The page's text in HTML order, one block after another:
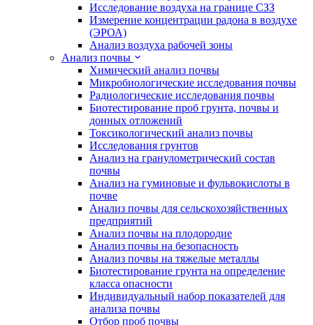
Исследование воздуха на границе СЗЗ
Измерение концентрации радона в воздухе
(ЭРОА)
Анализ воздуха рабочей зоны
Анализ почвы
Химический анализ почвы
Микробиологические исследования почвы
Радиологические исследования почвы
Биотестирование проб грунта, почвы и
донных отложений
Токсикологический анализ почвы
Исследования грунтов
Анализ на гранулометрический состав
почвы
Анализ на гуминовые и фульвокислоты в
почве
Анализ почвы для сельскохозяйственных
предприятий
Анализ почвы на плодородие
Анализ почвы на безопасность
Анализ почвы на тяжелые металлы
Биотестирование грунта на определение
класса опасности
Индивидуальный набор показателей для
анализа почвы
Отбор проб почвы